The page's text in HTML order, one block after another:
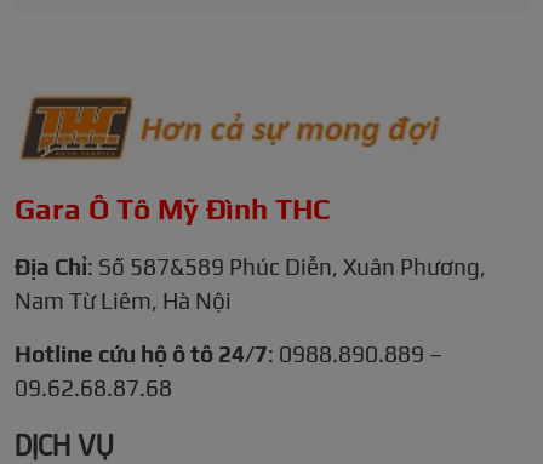
Gara Ô Tô Mỹ Đình THC
Địa Chỉ: Số 587&589 Phúc Diễn, Xuân Phương,
Nam Từ Liêm, Hà Nội
Hotline cứu hộ ô tô 24/7: 0988.890.889 –
09.62.68.87.68
DỊCH VỤ